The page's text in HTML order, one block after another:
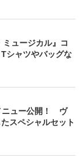
ュージカル』コ
シャツやバッグな
ニュー公開！ ヴ
スペシャルセット